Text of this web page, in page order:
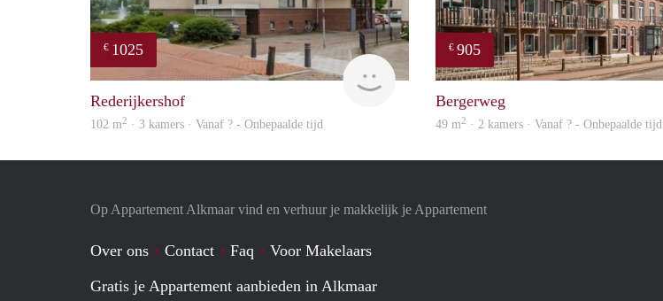
€ 1025
Rederijkershof
102 m2 · 3 kamers · Vanaf ? - Onbepaalde tijd
€ 905
Bergerweg
49 m2 · 2 kamers · Vanaf ? - Onbepaalde tijd
Op Appartement Alkmaar vind en verhuur je makkelijk je Appartement
Over ons Contact Faq
Voor Makelaars
Gratis je Appartement aanbieden in Alkmaar